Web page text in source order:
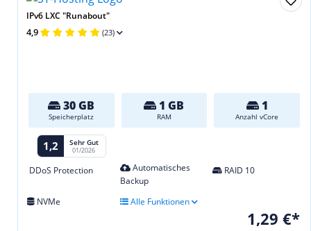
IPv6 LXC "Runabout"
4,9 (23)
30 GB
Speicherplatz
1 GB
RAM
1
Anzahl vCore
1,2 Sehr Gut
01/2026
DDoS Protection
Automatisches
Backup
RAID 10
NVMe Alle Funktionen
1,29 €*